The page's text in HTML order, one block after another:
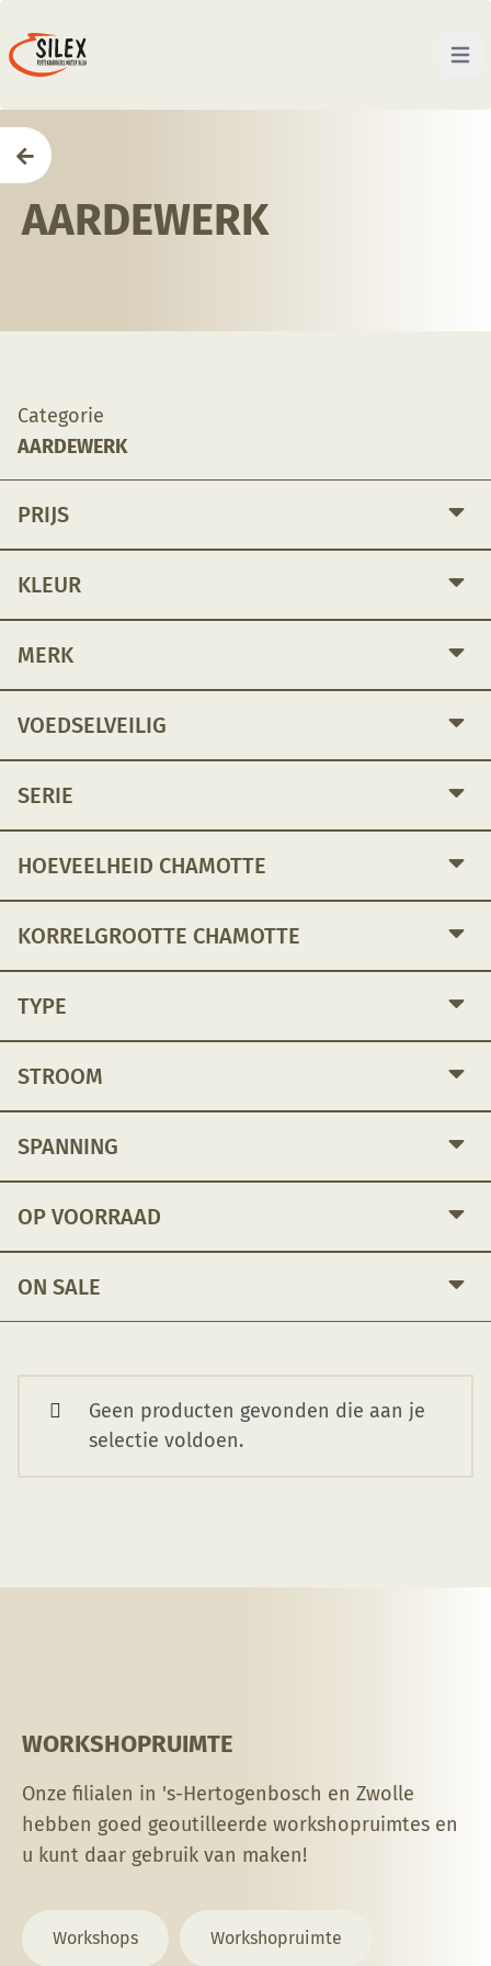
Open
AARDEWERK
Categorie
AARDEWERK
PRIJS
KLEUR
MERK
VOEDSELVEILIG
SERIE
HOEVEELHEID CHAMOTTE
KORRELGROOTTE CHAMOTTE
TYPE
STROOM
SPANNING
OP VOORRAAD
ON SALE
Geen producten gevonden die aan je
selectie voldoen.
WORKSHOPRUIMTE
Onze filialen in 's-Hertogenbosch en Zwolle
hebben goed geoutilleerde workshopruimtes en
u kunt daar gebruik van maken!
Workshops Workshopruimte